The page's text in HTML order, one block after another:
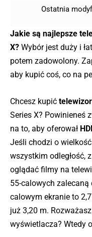
Ostatnia
Jakie są najlepsze
X? Wybór jest duży i
potem zadowolony.
aby kupić coś, co na
Chcesz kupić
Series X? Powinieneś
na to, aby oferował
Jeśli chodzi o
wszystkim odległość,
oglądać filmy na
55-calowych zalecaną
calowym ekranie to
już 3,20 m.
wyświetlacza? Wtedy